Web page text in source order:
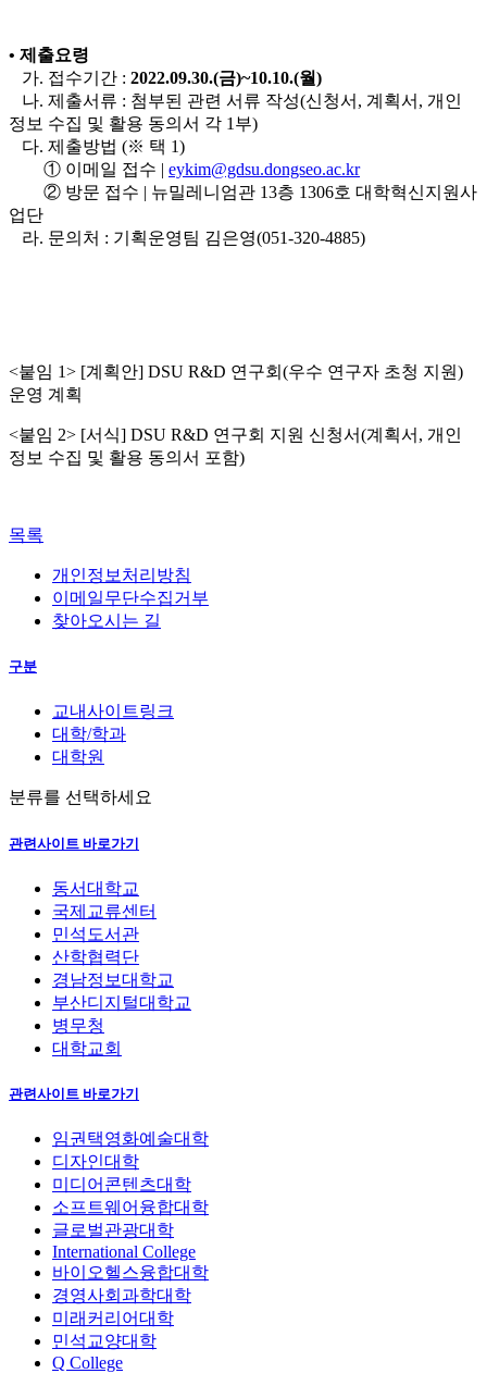
• 제출요령
가. 접수기간 : 2022.09.30.(금)~10.10.(월)
나. 제출서류 : 첨부된 관련 서류 작성(신청서, 계획서, 개인
정보 수집 및 활용 동의서 각 1부)
다. 제출방법 (※ 택 1)
① 이메일 접수 | eykim@gdsu.dongseo.ac.kr
② 방문 접수 | 뉴밀레니엄관 13층 1306호 대학혁신지원사
업단
라. 문의처 : 기획운영팀 김은영(051-320-4885)
<붙임 1> [계획안] DSU R&D 연구회(우수 연구자 초청 지원)
운영 계획
<붙임 2> [서식] DSU R&D 연구회 지원 신청서(계획서, 개인
정보 수집 및 활용 동의서 포함)
목록
개인정보처리방침
이메일무단수집거부
찾아오시는 길
구분
교내사이트링크
대학/학과
대학원
분류를 선택하세요
관련사이트 바로가기
동서대학교
국제교류센터
민석도서관
산학협력단
경남정보대학교
부산디지털대학교
병무청
대학교회
관련사이트 바로가기
임권택영화예술대학
디자인대학
미디어콘텐츠대학
소프트웨어융합대학
글로벌관광대학
International College
바이오헬스융합대학
경영사회과학대학
미래커리어대학
민석교양대학
Q College